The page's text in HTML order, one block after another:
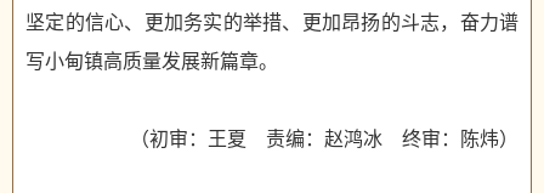
坚定的信心、更加务实的举措、更加昂扬的斗志，奋力谱
写小甸镇高质量发展新篇章。
（初审：王夏 责编：赵鸿冰 终审：陈炜）